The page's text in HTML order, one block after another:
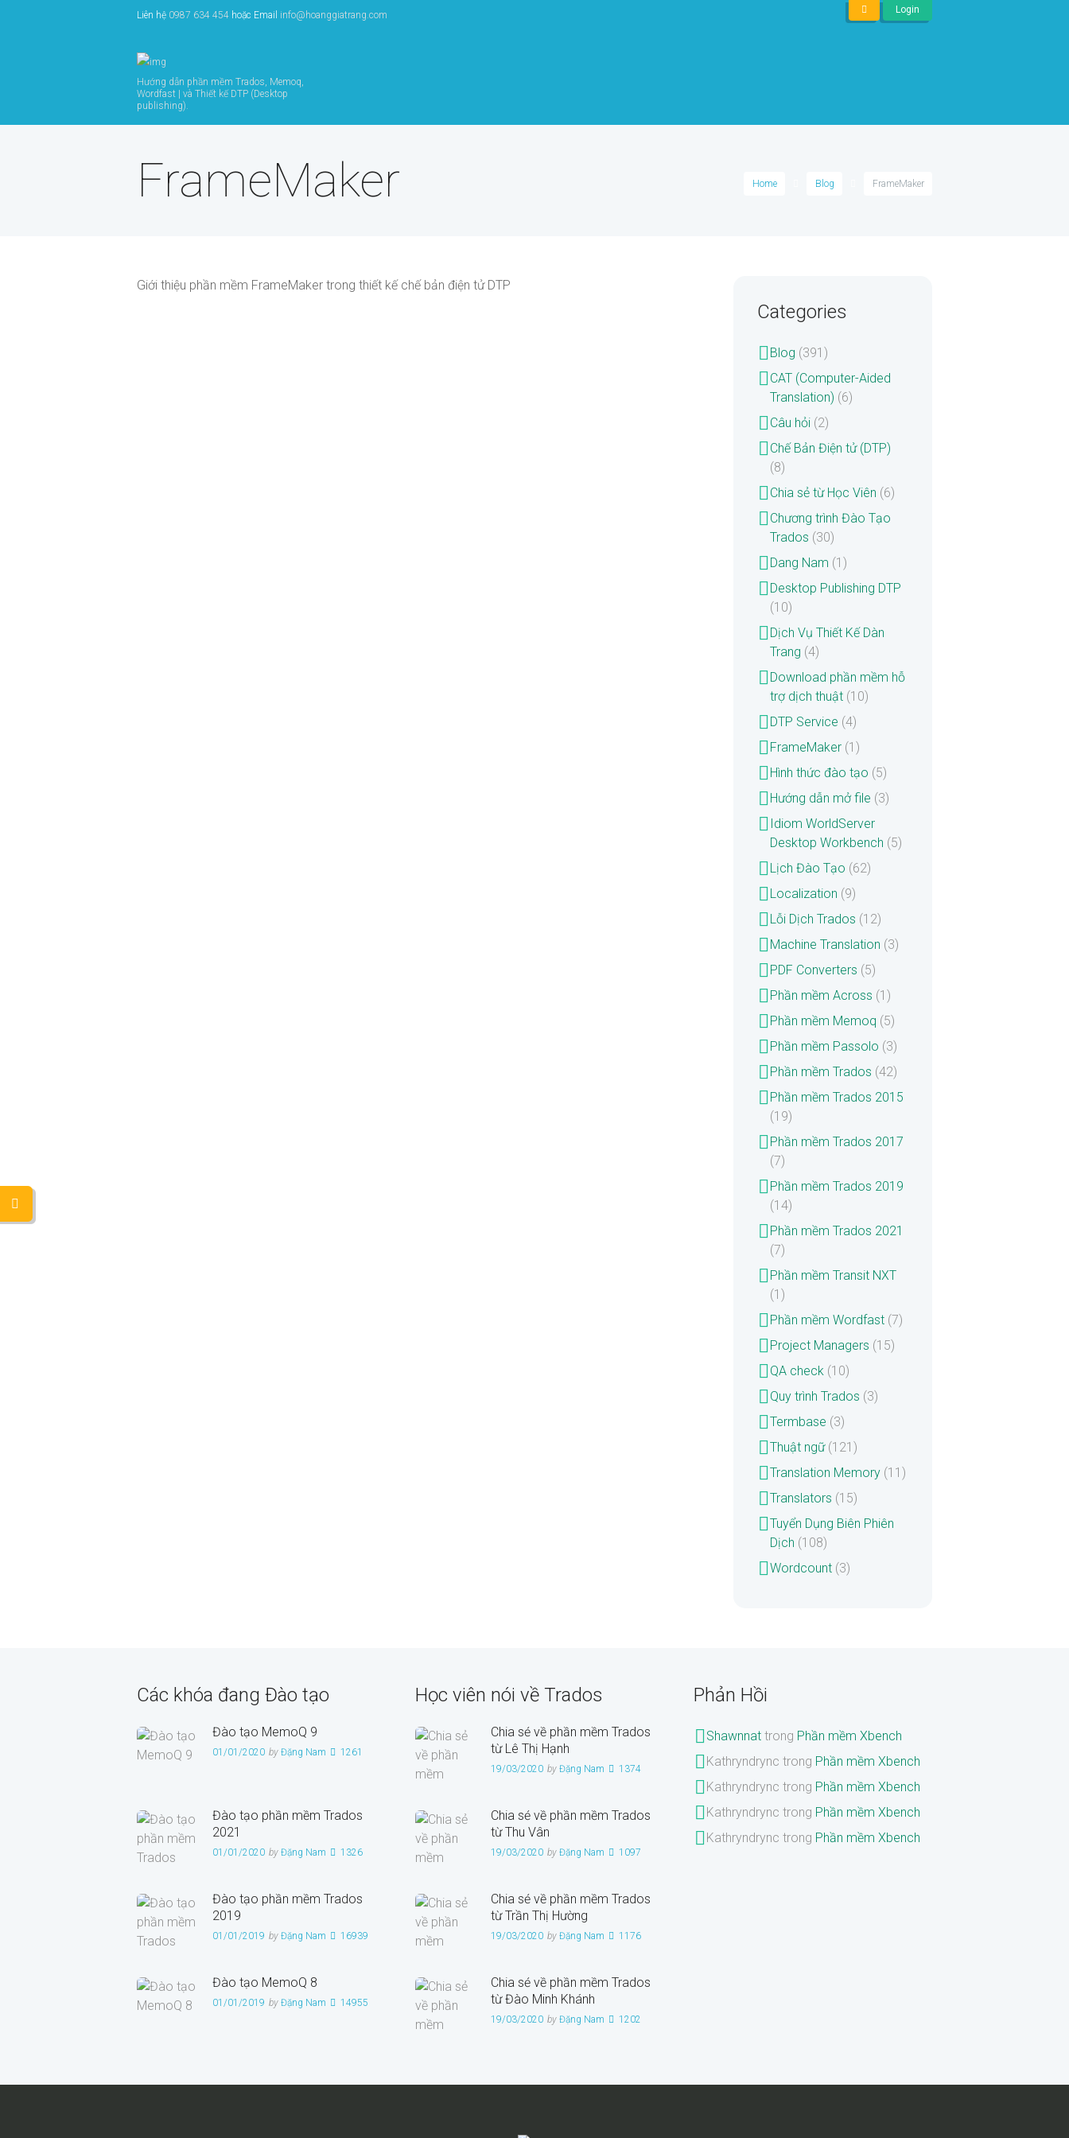
Login
Liên hệ 0987 634 454 hoặc Email info@hoanggiatrang.com
Hướng dẫn phần mềm Trados, Memoq,
Wordfast | và Thiết kế DTP (Desktop
publishing).
Home Blog FrameMaker
FrameMaker
Giới thiệu phần mềm FrameMaker trong thiết kế chế bản điện tử DTP
Categories
Blog (391)
CAT (Computer-Aided
Translation) (6)
Câu hỏi (2)
Chế Bản Điện tử (DTP)
(8)
Chia sẻ từ Học Viên (6)
Chương trình Đào Tạo
Trados (30)
Dang Nam (1)
Desktop Publishing DTP
(10)
Dịch Vụ Thiết Kế Dàn
Trang (4)
Download phần mềm hỗ
trợ dịch thuật (10)
DTP Service (4)
FrameMaker (1)
Hình thức đào tạo (5)
Hướng dẫn mở file (3)
Idiom WorldServer
Desktop Workbench (5)
Lịch Đào Tạo (62)
Localization (9)
Lỗi Dịch Trados (12)
Machine Translation (3)
PDF Converters (5)
Phần mềm Across (1)
Phần mềm Memoq (5)
Phần mềm Passolo (3)
Phần mềm Trados (42)
Phần mềm Trados 2015
(19)
Phần mềm Trados 2017
(7)
Phần mềm Trados 2019
(14)
Phần mềm Trados 2021
(7)
Phần mềm Transit NXT
(1)
Phần mềm Wordfast (7)
Project Managers (15)
QA check (10)
Quy trình Trados (3)
Termbase (3)
Thuật ngữ(121)
Translation Memory (11)
Translators (15)
Tuyển Dụng Biên Phiên
Dịch (108)
Wordcount (3)
Các khóa đang Đào tạo
Đào tạo MemoQ 9
01/01/2020 by Đặng Nam 1261
Đào tạo phần mềm Trados
2021
01/01/2020 by Đặng Nam 1326
Đào tạo phần mềm Trados
2019
01/01/2019 by Đặng Nam 16939
Đào tạo MemoQ 8
01/01/2019 by Đặng Nam 14955
Học viên nói về Trados
Chia sẻ về phần mềm Trados
từ Lê Thị Hạnh
19/03/2020 by Đặng Nam 1374
Chia sẻ về phần mềm Trados
từ Thu Vân
19/03/2020 by Đặng Nam 1097
Chia sẻ về phần mềm Trados
từ Trần Thị Hường
19/03/2020 by Đặng Nam 1176
Chia sẻ về phần mềm Trados
từ Đào Minh Khánh
19/03/2020 by Đặng Nam 1202
Phản Hồi
Shawnnat trong Phần mềm Xbench
Kathryndrync trong Phần mềm Xbench
Kathryndrync trong Phần mềm Xbench
Kathryndrync trong Phần mềm Xbench
Kathryndrync trong Phần mềm Xbench